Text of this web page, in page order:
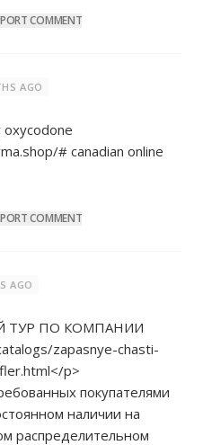
COMMENT
AGO
oxycodone
# canadian online
COMMENT
AGO
ТУР ПО КОМПАНИИ
zapasnye-chasti-
p>
покупателями
наличии на
распределительном